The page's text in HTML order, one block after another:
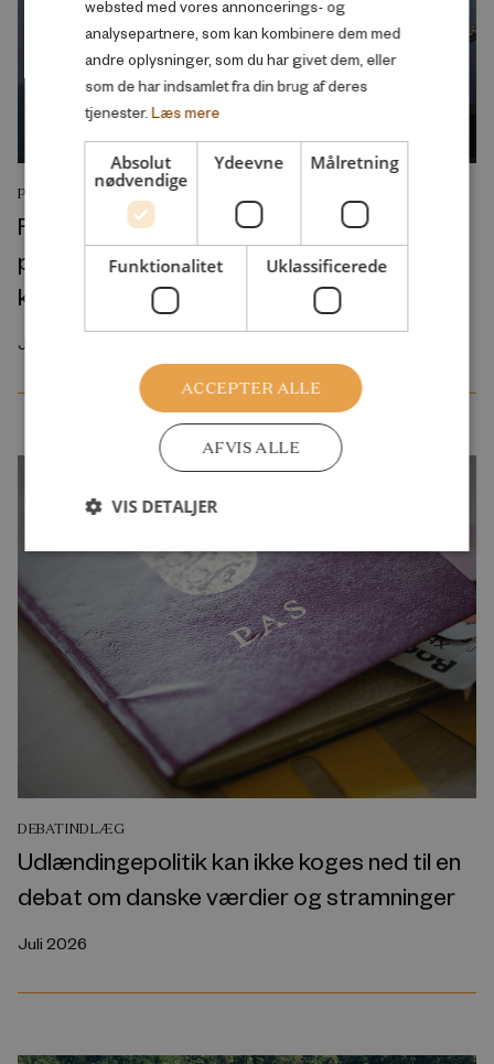
PODCAST
Folkeskolens nye “prøvepakke” vil give
pigerne et endnu større forspring på
karakterer
Juli 2026
DEBATINDLÆG
Udlændingepolitik kan ikke koges ned til en
debat om danske værdier og stramninger
Juli 2026
websted med vores annoncerings- og
analysepartnere, som kan kombinere dem med
andre oplysninger, som du har givet dem, eller
som de har indsamlet fra din brug af deres
tjenester. Læs mere
Absolut
nødvendige
Ydeevne Målretning
Funktionalitet Uklassificerede
ACCEPTER ALLE
AFVIS ALLE
VIS DETALJER